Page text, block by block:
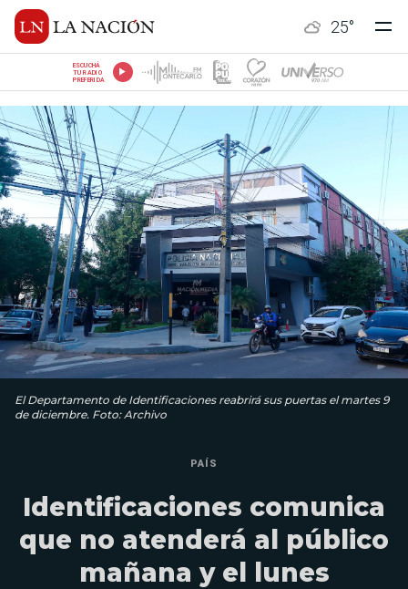
25°
ESCUCHÁ
TU RADIO
PREFERIDA
El Departamento de Identificaciones reabrirá sus puertas el martes 9
de diciembre. Foto: Archivo
PAÍS
Identificaciones comunica
que no atenderá al público
mañana y el lunes